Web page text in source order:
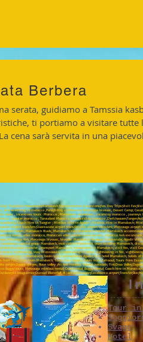
Berbera
serata, guidiamo a Tamssia
ti portiamo a visitare tutte
cena sarà servita in una
Trips;Visit Marrakech;Marrakesh Excursions;Fez Excursions;Fes Day Trips;Visit
bird watching in morocco ,Paragliding in Morocco; Merzouga bivouac, Desert Camp;
, incentives tours Morocco , Marrakech incentives , incoming morocco ,
, tangier morocco , Taroudant Morocco, teambuilding morocco
Coach Hire in Tangier ; Minibus Hire in Agadir ; Minibus Hire in
airport transfers;Ouarzazate airport transfers;Fez airport transfers; Merzouga
hotels, Marrakech Riads, Marrakech riad, Marrakech hostel, Marrakech
nature, atlas morocco, Moroccan atlas, morocco excursions, morocco 4x4
Merzouga 4x4, Merzouga bivouac, bivouac Marrakech, bivouac Ouarzazate,
special group Marrakech, motivation Marrakech, team building Marrakech,
airport transfer , transport Marrakech, monuments in Marrakech, visit fes,
sightseeing, stay in essoauira, sightseeing in Rabat, sightseeing in fez,
bookings in Marrakech, booking accommodation Agadir, find hotel Marrakech,
Fez; Tours from Marrakech; Tours from Agadir; Tours from Tafraout; Tours from
gorges; Rose valley ;Ait ben Haddou; Telouet kassbah; Fint;Draa
Buggy tours; Merzouga minibus rental; Quad rental; Buggy Rental; Coach hire in
bouguemez;Ouzoud Waterfall; Al jadida;Mazagan;Casablanca
I
Tour in
Svago
Hotel